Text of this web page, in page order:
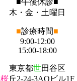
■午後休診■
木・金・土曜日
■診療時間■
9:00-12:00
15:00-18:00
東京都世田谷区
桜丘2-24-3AOビル1F